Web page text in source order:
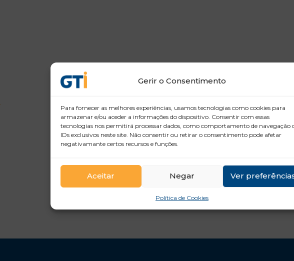
Gerir o Consentimento
Para fornecer as melhores experiências, usamos tecnologias como cookies para
armazenar e/ou aceder a informações do dispositivo. Consentir com essas
tecnologias nos permitirá processar dados, como comportamento de navegação
IDs exclusivos neste site. Não consentir ou retirar o consentimento pode afetar
negativamante certos recursos e funções.
Aceitar Negar Ver
Política de Cookies